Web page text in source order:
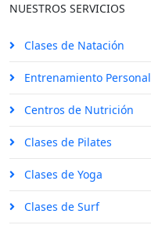
NUESTROS SERVICIOS
Clases de Natación
Entrenamiento Personal
Centros de Nutrición
Clases de Pilates
Clases de Yoga
Clases de Surf